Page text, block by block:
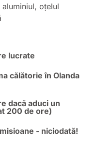
oțelul
lucrate
călătorie în Olanda
dacă aduci un
200 de ore)
- niciodată!